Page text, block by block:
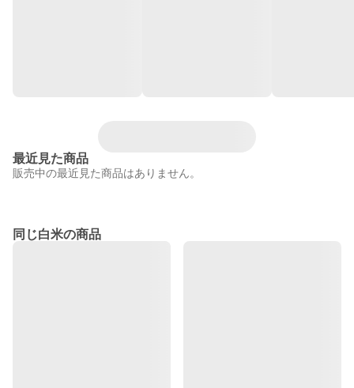
最近見た商品
販売中の最近見た商品はありません。
同じ白米の商品